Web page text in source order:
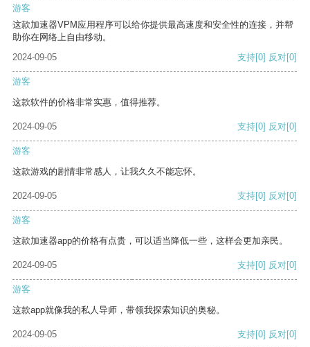
游客
这款加速器VPM应用程序可以给你提供最高速度和安全性的连接，并帮
助你在网络上自由移动。
2024-09-05
支持[0] 反对[0]
游客
这款软件的价格非常实惠，值得推荐。
2024-09-05 支持[0] 反对[0]
游客
这款游戏的剧情非常感人，让我久久不能忘怀。
2024-09-05 支持[0] 反对[0]
游客
这款加速器app的价格有点贵，可以适当降低一些，这样会更加亲民。
2024-09-05 支持[0] 反对[0]
游客
这款app就像我的私人导师，带领我探索知识的奥秘。
2024-09-05 支持[0] 反对[0]